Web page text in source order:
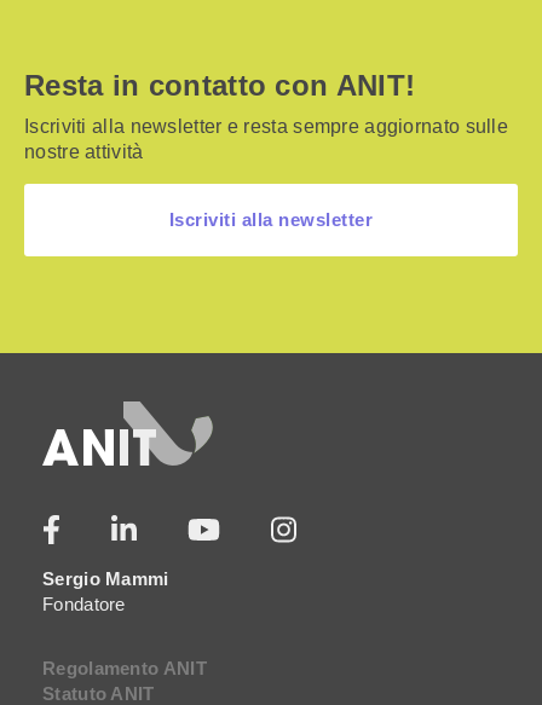
Resta in contatto con ANIT!
Iscriviti alla newsletter e resta sempre aggiornato sulle
nostre attività
Iscriviti alla newsletter
Sergio Mammi
Fondatore
Regolamento ANIT
Statuto ANIT